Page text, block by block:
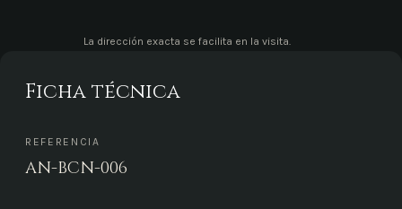
La dirección exacta se facilita en la visita.
Ficha técnica
REFERENCIA
AN-BCN-006